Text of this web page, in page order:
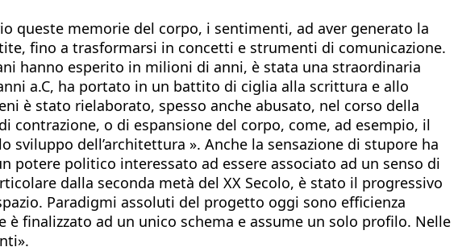
queste memorie del corpo, i sentimenti, ad aver generato la
fino a trasformarsi in concetti e strumenti di comunicazione.
hanno esperito in milioni di anni, è stata una straordinaria
a.C, ha portato in un battito di ciglia alla scrittura e allo
è stato rielaborato, spesso anche abusato, nel corso della
o di espansione del corpo, come, ad esempio, il
dell’architettura ». Anche la sensazione di stupore ha
potere politico interessato ad essere associato ad un senso di
dalla seconda metà del XX Secolo, è stato il progressivo
Paradigmi assoluti del progetto oggi sono efficienza
finalizzato ad un unico schema e assume un solo profilo. Nelle